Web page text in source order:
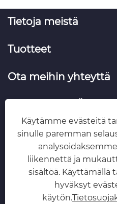
Tietoja meistä
Tuotteet
Ota meihin yhteyttä
Copyright © 2025
Co., Ltd. Kaikki
LinksSitemapRSS
Käytämme evästeitä
sinulle paremman
liikennettä ja
sisältöä. Käyttämällä
hyväksyt
käytön.